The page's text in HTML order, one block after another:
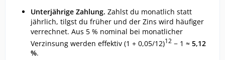
Unterjährige Zahlung. Zahlst du monatlich statt
jährlich, tilgst du früher und der Zins wird häufiger
verrechnet. Aus 5 % nominal bei monatlicher
Verzinsung werden effektiv (1 + 0,05/12)12 − 1 ≈ 5,12
%.